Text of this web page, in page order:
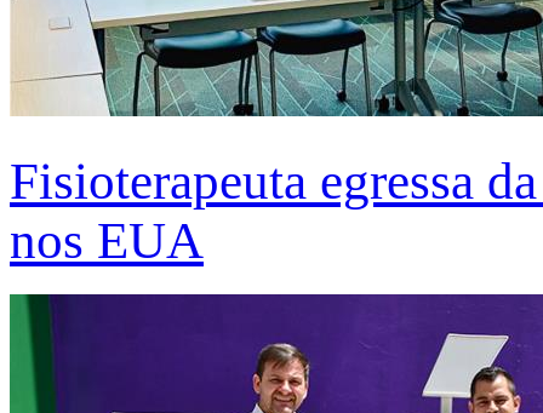
Fisioterapeuta egressa
nos EUA